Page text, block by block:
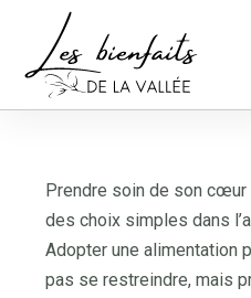
Prendre soin de son
des choix simples dans
Adopter une alimentation
pas se restreindre, mais